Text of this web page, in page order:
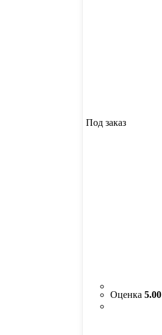
Под заказ
Оценка5.00